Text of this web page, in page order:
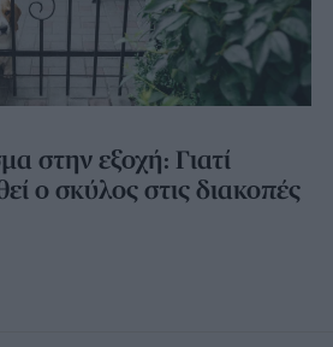
στην εξοχή: Γιατί
ο σκύλος στις διακοπές